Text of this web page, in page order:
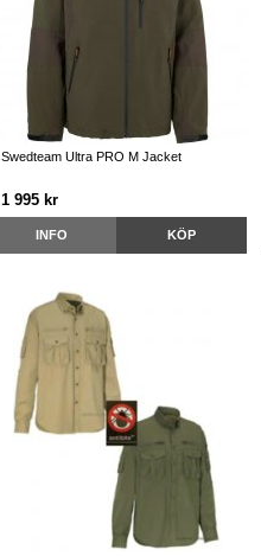
Swedteam Ultra PRO M Jacket
1 995 kr
INFO KÖP